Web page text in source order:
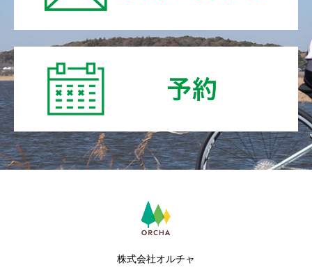
株式会社オルチャ